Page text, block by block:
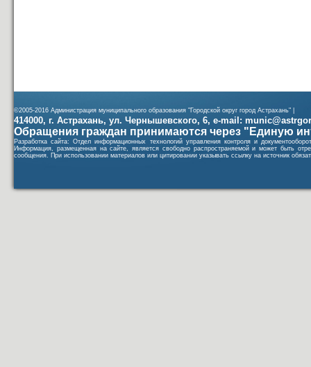
©2005-2016 Администрация муниципального образования "Городской округ город Астрахань" |
414000, г. Астрахань, ул. Чернышевского, 6, e-mail:
Обращения граждан принимаются через "Единую
Разработка сайта: Отдел информационных технологий управления контроля и
Информация, размещенная на сайте, является свободно распространяемой и может быть
сообщения. При использовании материалов или цитировании указывать ссылку на источник